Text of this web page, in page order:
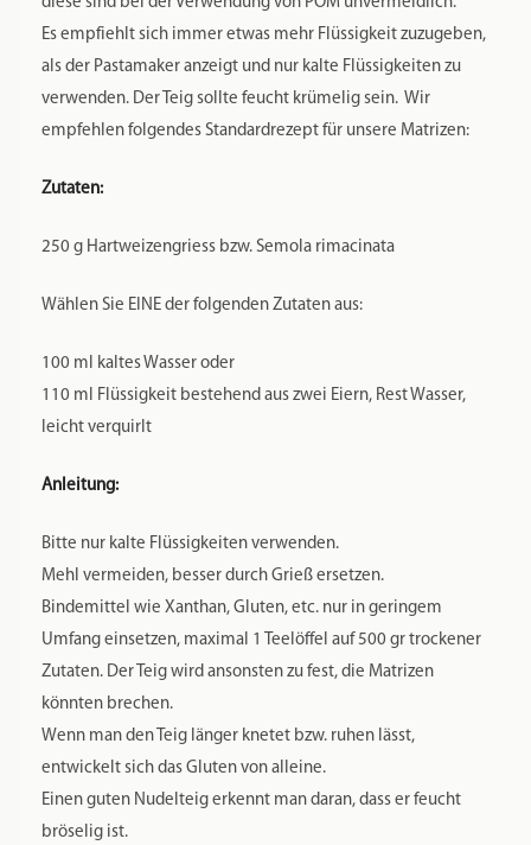
diese sind bei der Verwendung von POM unvermeidlich.
Es empfiehlt sich immer etwas mehr Flüssigkeit zuzugeben,
als der Pastamaker anzeigt und nur kalte Flüssigkeiten zu
verwenden. Der Teig sollte feucht krümelig sein. Wir
100 ml kaltes Wasser oder
110 ml Flüssigkeit bestehend aus zwei Eiern, Rest Wasser,
Bitte nur kalte Flüssigkeiten verwenden.
Mehl vermeiden, besser durch Grieß ersetzen.
Bindemittel wie Xanthan, Gluten, etc. nur in geringem
Umfang einsetzen, maximal 1 Teelöffel auf 500 gr trockener
Zutaten. Der Teig wird ansonsten zu fest, die Matrizen
könnten brechen.
Wenn man den Teig länger knetet bzw. ruhen lässt,
entwickelt sich das Gluten von alleine.
Einen guten Nudelteig erkennt man daran, dass er feucht